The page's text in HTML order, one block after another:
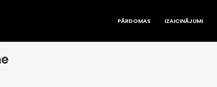
PĀRDOMAS IZAICINĀJUMI